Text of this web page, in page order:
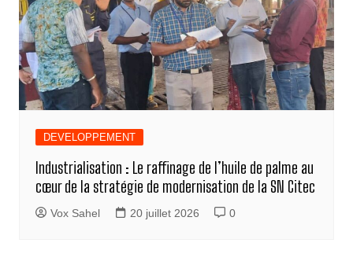
DEVELOPPEMENT
Industrialisation : Le raffinage de l’huile de palme au
cœur de la stratégie de modernisation de la SN Citec
Vox Sahel 20 juillet 2026 0